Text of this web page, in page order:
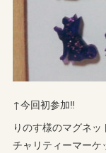
↑今回初参加‼︎
りのす様のマグネ
チャリティーマーケ